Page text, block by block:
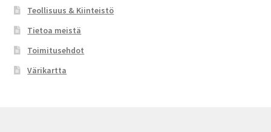
Teollisuus & Kiinteistö
Tietoa meistä
Toimitusehdot
Värikartta